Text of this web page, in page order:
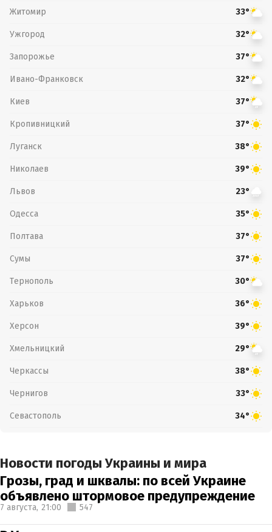
Житомир 33°
Ужгород 32°
Запорожье 37°
Ивано-Франковск 32°
Киев 37°
Кропивницкий 37°
Луганск 38°
Николаев 39°
Львов 23°
Одесса 35°
Полтава 37°
Сумы 37°
Тернополь 30°
Харьков 36°
Херсон 39°
Хмельницкий 29°
Черкассы 38°
Чернигов 33°
Севастополь 34°
Новости погоды Украины и мира
Грозы, град и шквалы: по всей Украине
объявлено штормовое предупреждение
7 августа, 21:00 547